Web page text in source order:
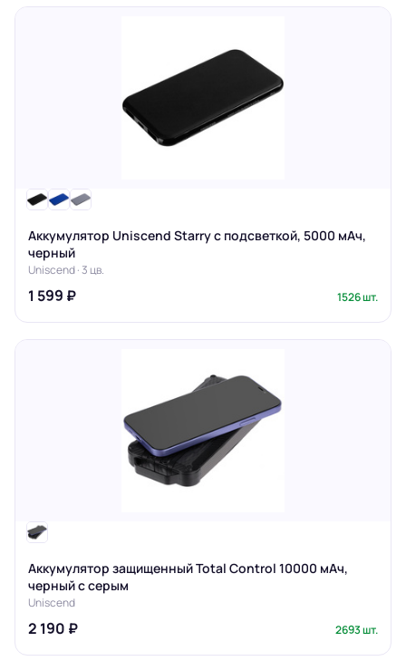
Аккумулятор Uniscend Starry с подсветкой, 5000 мАч,
черный
Uniscend · 3 цв.
1 599 ₽ 1526 шт.
Аккумулятор защищенный Total Control 10000 мАч,
черный с серым
Uniscend
2 190 ₽ 2693 шт.